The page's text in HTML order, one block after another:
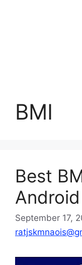
BMI
Best
September 17,